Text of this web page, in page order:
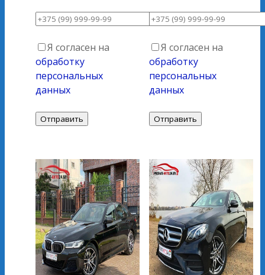
Я согласен на
обработку
персональных
данных
Я согласен на
обработку
персональных
данных